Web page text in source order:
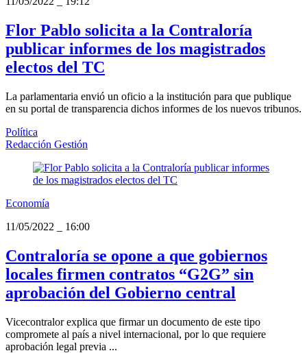
Flor Pablo solicita a la Contraloría
publicar informes de los magistrados
electos del TC
La parlamentaria envió un oficio a la institución para que publique
en su portal de transparencia dichos informes de los nuevos tribunos.
Política
Redacción Gestión
Economía
11/05/2022
16:00
Contraloría se opone a que gobiernos
locales firmen contratos “G2G” sin
aprobación del Gobierno central
Vicecontralor explica que firmar un documento de este tipo
compromete al país a nivel internacional, por lo que requiere
aprobación legal previa ...